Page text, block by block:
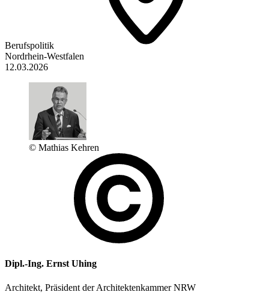
Berufspolitik
Nordrhein-Westfalen
12.03.2026
© Mathias Kehren
Dipl.-Ing. Ernst Uhing
Architekt, Präsident der Architektenkammer NRW